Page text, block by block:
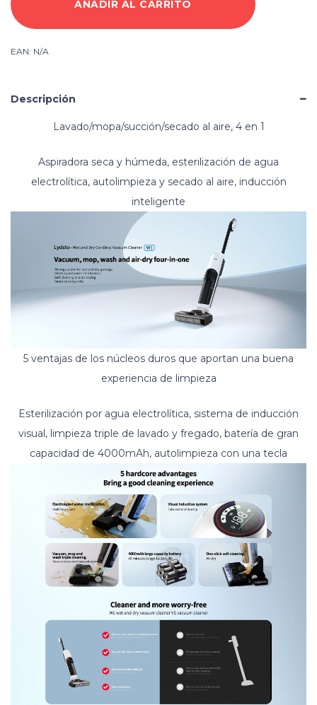
W1,
aspiradora
inalámbrica
y
AÑADIR AL CARRITO
EAN: N/A
Descripción
Lavado/mopa/succión/secado al aire, 4 en 1
Aspiradora seca y húmeda, esterilización de agua
electrolítica, autolimpieza y secado al aire, inducción
inteligente
5 ventajas de los núcleos duros que aportan una buena
experiencia de limpieza
Esterilización por agua electrolítica, sistema de inducción
visual, limpieza triple de lavado y fregado, batería de gran
capacidad de 4000mAh, autolimpieza con una tecla